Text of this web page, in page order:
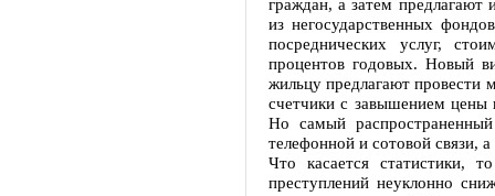
граждан, а затем предлагают
из негосударственных
посреднических услуг,
процентов годовых. Новый
жильцу предлагают провести
счетчики с завышением цены
Но самый
телефонной и сотовой связи,
Что касается статистики,
преступлений неуклонно